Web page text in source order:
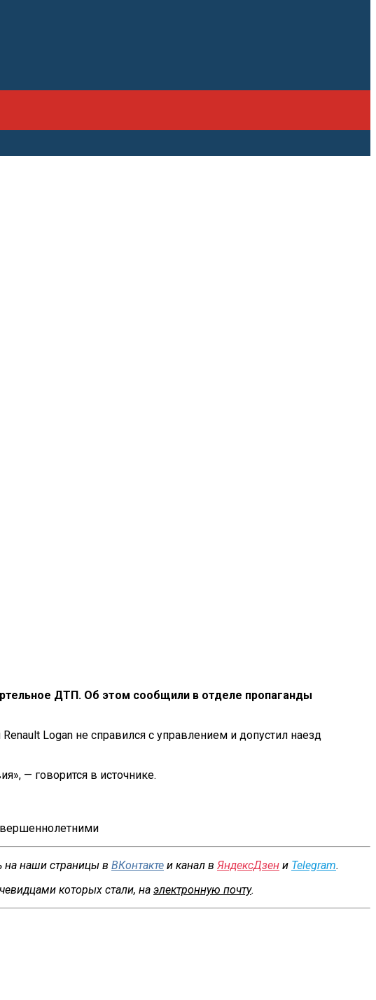
ДТП. Об этом сообщили в отделе пропаганды
Logan не справился с управлением и допустил наезд
— говорится в источнике.
на наши страницы в ВКонтакте и канал в ЯндексДзен и Telegram.
которых стали, на электронную почту.